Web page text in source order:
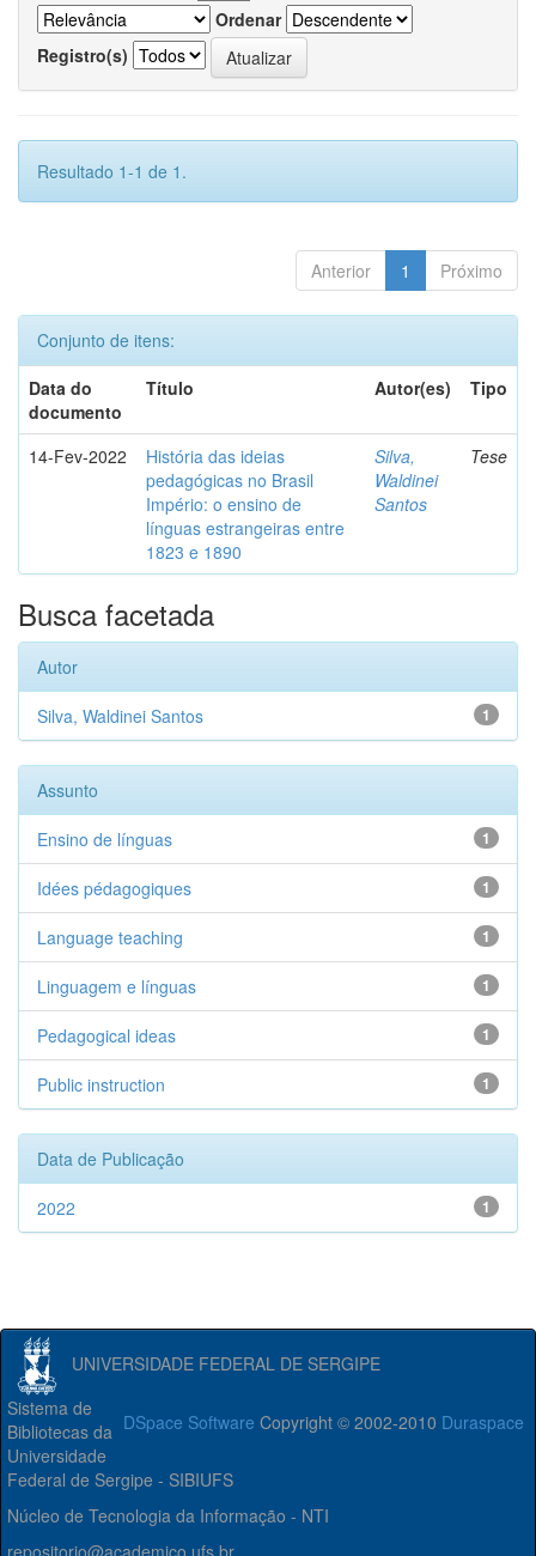
Ordenar
Registro(s)
Resultado 1-1 de 1.
Anterior 1 Próximo
Conjunto de itens:
Data do
documento
Título Autor(es) Tipo
14-Fev-2022
História das ideias
pedagógicas no Brasil
Império: o ensino de
línguas estrangeiras entre
1823 e 1890
Silva,
Waldinei
Santos
Tese
Busca facetada
Autor
1
Silva, Waldinei Santos
Assunto
1
Ensino de línguas
1
Idées pédagogiques
1
Language teaching
1
Linguagem e línguas
1
Pedagogical ideas
1
Public instruction
Data de Publicação
1
2022
UNIVERSIDADE FEDERAL DE SERGIPE
DSpace Software Copyright © 2002-2010 Duraspace
Sistema de
Bibliotecas da
Universidade
Federal de Sergipe - SIBIUFS
Núcleo de Tecnologia da Informação - NTI
repositorio@academico.ufs.br